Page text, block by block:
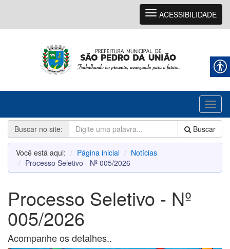
Navegação
ACESSIBILIDADE
Buscar no site:
Buscar
Você está aqui: Página inicial
Notícias
Processo Seletivo - Nº 005/2026
Processo Seletivo - Nº
005/2026
Acompanhe os detalhes..